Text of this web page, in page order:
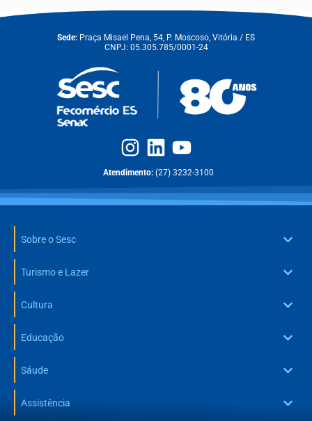
Sede: Praça Misael Pena, 54, P. Moscoso, Vitória / ES
CNPJ: 05.305.785/0001-24
Atendimento: (27) 3232-3100
Sobre o Sesc
Turismo e Lazer
Cultura
Educação
Sáude
Assistência